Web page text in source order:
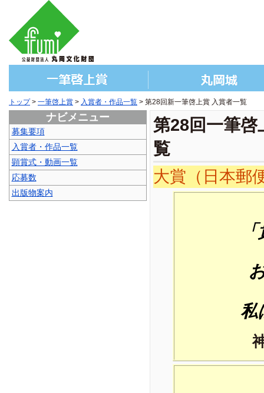
トップ> 一筆啓上賞 > 入賞者・作品一覧 > 第28回新一筆啓上賞 入賞者一覧
ナビメニュー
募集要項
入賞者・作品一覧
顕賞式・動画一覧
応募数
出版物案内
第28回一筆啓
覧
大賞（日本郵
私